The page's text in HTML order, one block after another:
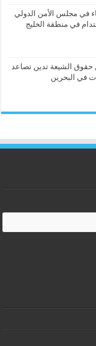
في مجلس الأمن الدولي
في منطقة الخليج
حقوق الشيعة تدين تصاعد
في البحرين